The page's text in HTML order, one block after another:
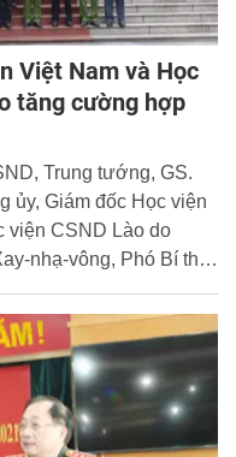
Việt Nam và Học
tăng cường hợp
Trung tướng, GS.
ủy, Giám đốc Học viện
viện CSND Lào do
nhạ-vông, Phó Bí thư